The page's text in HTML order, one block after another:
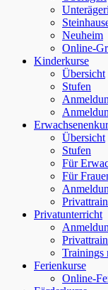
Unterägeri
Neuheim
Online-
Kinderkurse
Übersicht
Stufen
Übersicht
Stufen
Für
Für
Privatunterricht
Ferienkurse
Online-